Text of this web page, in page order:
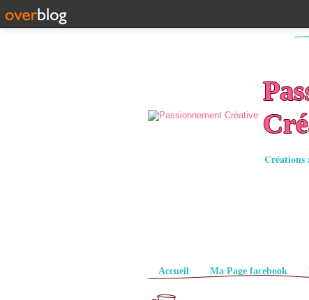
Créations
Pages
Accueil Ma Page facebook